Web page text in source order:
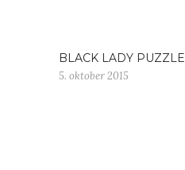
BLACK LADY PUZZLE
5. oktober 2015